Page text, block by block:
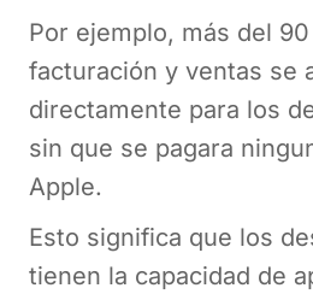
Por ejemplo, más del
facturación y ventas se
directamente para los
sin que se pagara
Apple.
Esto significa que los
tienen la capacidad de